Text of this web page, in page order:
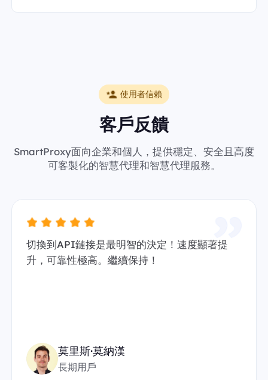
使用者信賴
客戶反饋
SmartProxy面向企業和個人，提供穩定、安全且高度
可客製化的智慧代理和智慧代理服務。
切換到API鏈接是最明智的決定！速度顯著提
升，可靠性極高。繼續保持！
莫里斯·莫納漢
長期用戶